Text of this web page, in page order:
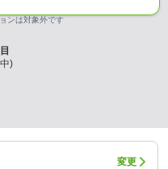
ンは対象外です
)
変更